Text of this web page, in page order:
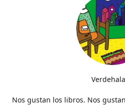
Nos gustan los libros. Nos